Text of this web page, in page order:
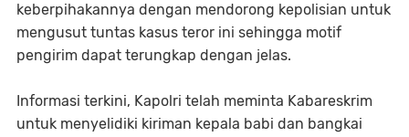
keberpihakannya dengan mendorong kepolisian untuk
mengusut tuntas kasus teror ini sehingga motif
pengirim dapat terungkap dengan jelas.
Informasi terkini, Kapolri telah meminta Kabareskrim
untuk menyelidiki kiriman kepala babi dan bangkai